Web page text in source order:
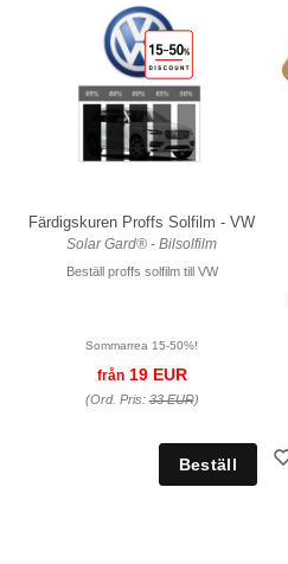
Färdigskuren Proffs Solfilm - VW
Solar Gard® - Bilsolfilm
Beställ proffs solfilm till VW
Sommarrea 15-50%!
från19 EUR
(Ord. Pris:33 EUR)